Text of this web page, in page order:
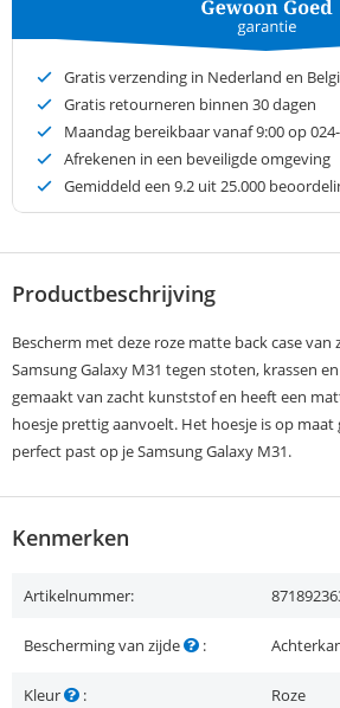
Gratis verzending in Nederland en
Gratis retourneren binnen 30 dagen
Maandag bereikbaar vanaf 9:00 op
Afrekenen in een beveiligde omgeving
Gemiddeld een 9.2 uit 25.000
Productbeschrijving
Bescherm met deze roze matte back case
Samsung Galaxy M31 tegen stoten, krassen
gemaakt van zacht kunststof en heeft een
hoesje prettig aanvoelt. Het hoesje is op
perfect past op je Samsung Galaxy M31.
Kenmerken
Artikelnummer:
Bescherming van zijde :
Kleur : Roze